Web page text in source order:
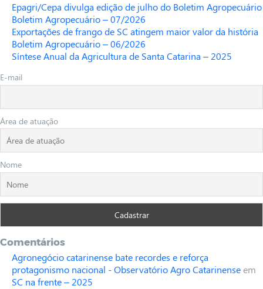
Epagri/Cepa divulga edição de julho do Boletim Agropecuário
Boletim Agropecuário – 07/2026
Exportações de frango de SC atingem maior valor da história
Boletim Agropecuário – 06/2026
Síntese Anual da Agricultura de Santa Catarina – 2025
E-mail
Área de atuação
Nome
Comentários
Agronegócio catarinense bate recordes e reforça
protagonismo nacional - Observatório Agro Catarinenseem
SC na frente – 2025